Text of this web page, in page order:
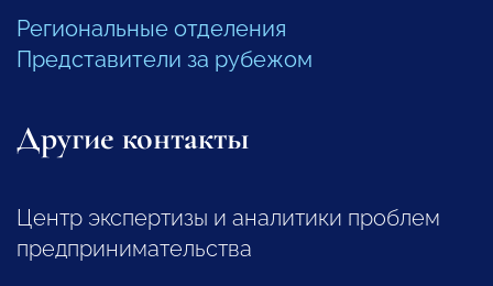
Региональные отделения
Представители за рубежом
Другие контакты
Центр экспертизы и аналитики проблем
предпринимательства